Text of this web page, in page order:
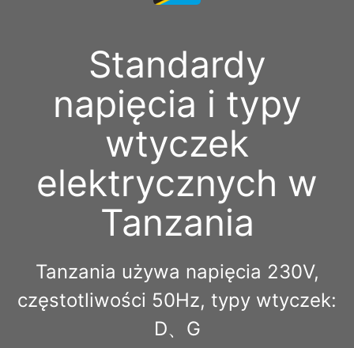
Standardy
napięcia i typy
wtyczek
elektrycznych w
Tanzania
Tanzania używa napięcia 230V,
częstotliwości 50Hz, typy wtyczek:
D、G